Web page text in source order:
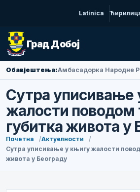
Latinica
Град Добој
Обавјештења:
Сутра уписивање
жалости поводом
губитка живота у
Почетна
Актуелности
Сутра уписивање у књигу жалости
живота у Београду